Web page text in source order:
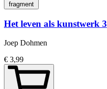
fragment
Het leven als kunstwerk 3
Joep Dohmen
€ 3,99